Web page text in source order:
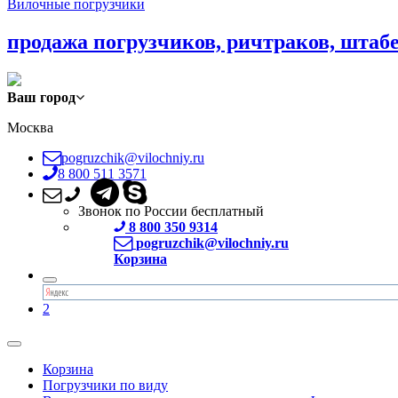
Вилочные погрузчики
продажа погрузчиков, ричтраков,
Ваш город
Москва
pogruzchik@vilochniy.ru
8 800 511 3571
Звонок по России бесплатный
8 800 350 9314
pogruzchik@vilochniy.ru
Корзина
2
Корзина
Погрузчики по виду